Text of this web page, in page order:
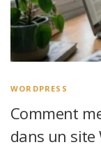
WORDPRESS
Comment
dans un site